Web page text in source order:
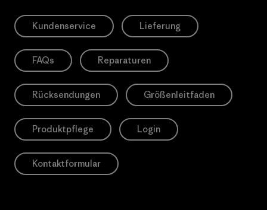
Kundenservice Lieferung
FAQs Reparaturen
Rücksendungen Größenleitfaden
Produktpflege Login
Kontaktformular